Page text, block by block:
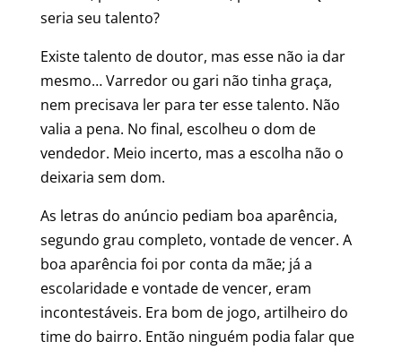
seria seu talento?
Existe talento de doutor, mas esse não ia dar
mesmo… Varredor ou gari não tinha graça,
nem precisava ler para ter esse talento. Não
valia a pena. No final, escolheu o dom de
vendedor. Meio incerto, mas a escolha não o
deixaria sem dom.
As letras do anúncio pediam boa aparência,
segundo grau completo, vontade de vencer. A
boa aparência foi por conta da mãe; já a
escolaridade e vontade de vencer, eram
incontestáveis. Era bom de jogo, artilheiro do
time do bairro. Então ninguém podia falar que